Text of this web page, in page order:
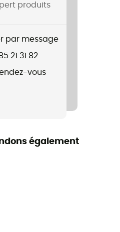
the Unlimitech line
produits
par message
21 31 82
vous
également